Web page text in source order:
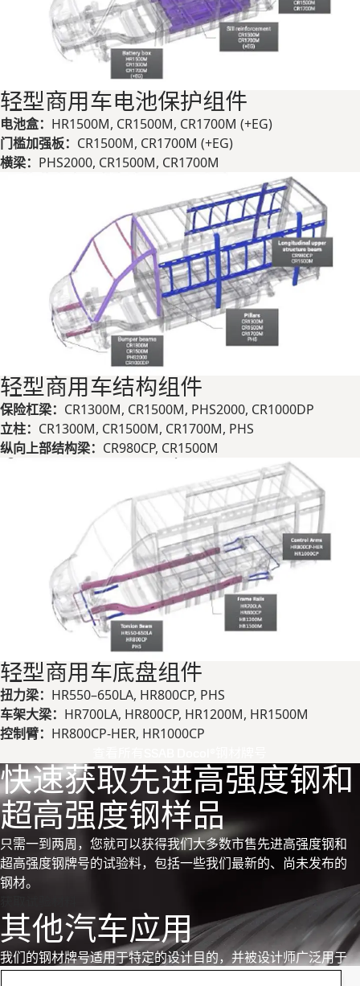
轻型商用车电池保护组件
电池盒： HR1500M, CR1500M, CR1700M (+EG)
门槛加强板： CR1500M, CR1700M (+EG)
横梁： PHS2000, CR1500M, CR1700M
轻型商用车结构组件
保险杠梁： CR1300M, CR1500M, PHS2000, CR1000DP
立柱： CR1300M, CR1500M, CR1700M, PHS
纵向上部结构梁： CR980CP, CR1500M
轻型商用车底盘组件
扭力梁： HR550–650LA, HR800CP, PHS
车架大梁： HR700LA, HR800CP, HR1200M, HR1500M
控制臂： HR800CP-HER, HR1000CP
快速获取先进高强度钢和
超高强度钢样品
只需一到两周，您就可以获得我们大多数市售先进高强度钢和
超高强度钢牌号的试验料，包括一些我们最新的、尚未发布的
钢材。
其他汽车应用
我们的钢材牌号适用于特定的设计目的，并被设计师广泛用于
汽车应用。